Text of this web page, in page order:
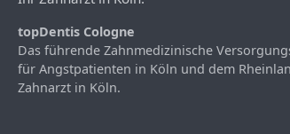
topDentis Cologne
Das führende Zahnmedizinische
für Angstpatienten in Köln und dem
Zahnarzt in Köln.